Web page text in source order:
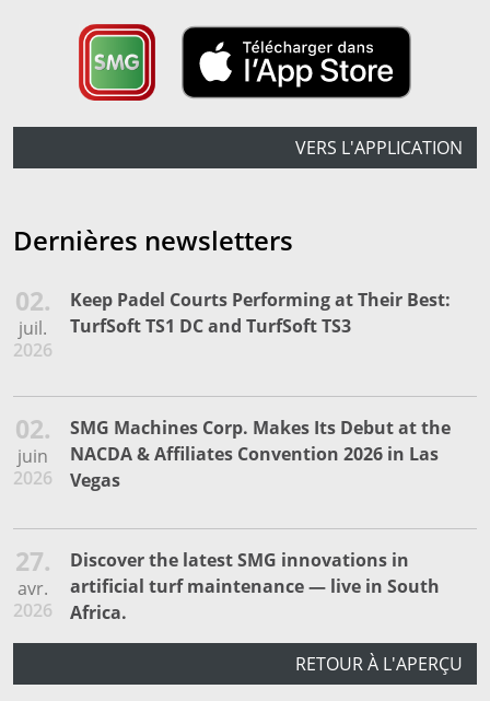
VERS L'APPLICATION
Dernières newsletters
02.
juil.
2026
Keep Padel Courts Performing at Their Best:
TurfSoft TS1 DC and TurfSoft TS3
02.
juin
2026
SMG Machines Corp. Makes Its Debut at the
NACDA & Affiliates Convention 2026 in Las
Vegas
27.
avr.
2026
Discover the latest SMG innovations in
artificial turf maintenance — live in South
Africa.
RETOUR À L'APERÇU